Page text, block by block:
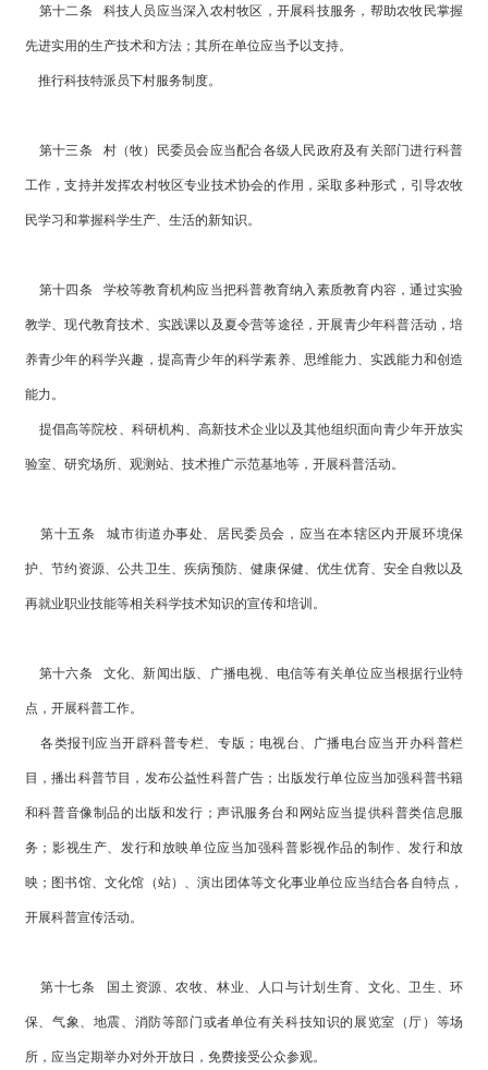
第十二条 科技人员应当深入农村牧区，开展科技服务，帮助农牧民掌握
先进实用的生产技术和方法；其所在单位应当予以支持。
推行科技特派员下村服务制度。
第十三条 村（牧）民委员会应当配合各级人民政府及有关部门进行科普
工作，支持并发挥农村牧区专业技术协会的作用，采取多种形式，引导农牧
民学习和掌握科学生产、生活的新知识。
第十四条 学校等教育机构应当把科普教育纳入素质教育内容，通过实验
教学、现代教育技术、实践课以及夏令营等途径，开展青少年科普活动，培
养青少年的科学兴趣，提高青少年的科学素养、思维能力、实践能力和创造
能力。
提倡高等院校、科研机构、高新技术企业以及其他组织面向青少年开放实
验室、研究场所、观测站、技术推广示范基地等，开展科普活动。
第十五条 城市街道办事处、居民委员会，应当在本辖区内开展环境保
护、节约资源、公共卫生、疾病预防、健康保健、优生优育、安全自救以及
再就业职业技能等相关科学技术知识的宣传和培训。
第十六条 文化、新闻出版、广播电视、电信等有关单位应当根据行业特
点，开展科普工作。
各类报刊应当开辟科普专栏、专版；电视台、广播电台应当开办科普栏
目，播出科普节目，发布公益性科普广告；出版发行单位应当加强科普书籍
和科普音像制品的出版和发行；声讯服务台和网站应当提供科普类信息服
务；影视生产、发行和放映单位应当加强科普影视作品的制作、发行和放
映；图书馆、文化馆（站）、演出团体等文化事业单位应当结合各自特点，
开展科普宣传活动。
第十七条 国土资源、农牧、林业、人口与计划生育、文化、卫生、环
保、气象、地震、消防等部门或者单位有关科技知识的展览室（厅）等场
所，应当定期举办对外开放日，免费接受公众参观。